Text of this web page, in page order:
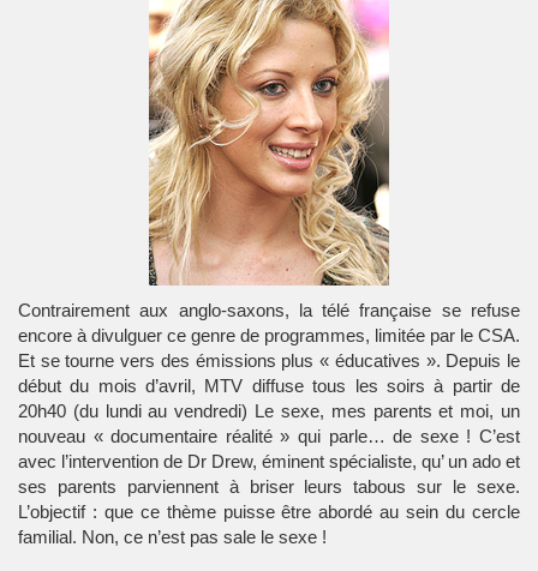
Contrairement aux anglo-saxons, la télé française se refuse
encore à divulguer ce genre de programmes, limitée par le CSA.
Et se tourne vers des émissions plus « éducatives ». Depuis le
début du mois d’avril, MTV diffuse tous les soirs à partir de
20h40 (du lundi au vendredi) Le sexe, mes parents et moi, un
nouveau « documentaire réalité » qui parle… de sexe ! C’est
avec l’intervention de Dr Drew, éminent spécialiste, qu’ un ado et
ses parents parviennent à briser leurs tabous sur le sexe.
L’objectif : que ce thème puisse être abordé au sein du cercle
familial. Non, ce n’est pas sale le sexe !